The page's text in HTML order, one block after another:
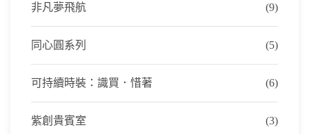
非凡夢飛航 (9)
同心圓系列 (5)
可持續時裝：識買．惜著 (6)
紫創貴賓室 (3)